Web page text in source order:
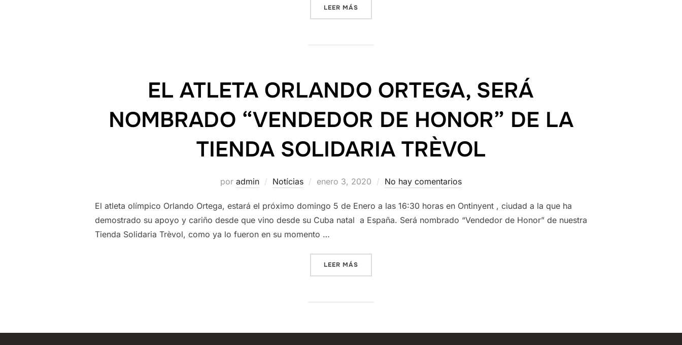
LEER MÁS
EL ATLETA ORLANDO ORTEGA, SERÁ
NOMBRADO “VENDEDOR DE HONOR” DE LA
TIENDA SOLIDARIA TRÈVOL
por admin Notícias
Publicado
enero 3, 2020 No hay comentarios
El atleta olímpico Orlando Ortega, estará el próximo domingo 5 de Enero a las 16:30 horas en Ontinyent , ciudad a la que ha
demostrado su apoyo y cariño desde que vino desde su Cuba natal a España. Será nombrado “Vendedor de Honor” de nuestra
Tienda Solidaria Trèvol, como ya lo fueron en su momento …
LEER MÁS